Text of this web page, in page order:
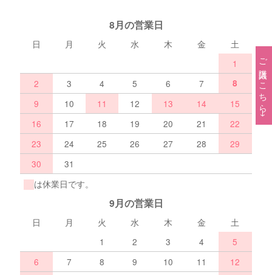
ご購入はこちら→
8月の営業日
日 月 火 水 木 金
土
1
2
3 4 5 6 7 8
9 10 11 12 13 14
15
16
17 18 19 20 21
22
23
24 25 26 27 28
29
30
31
は休業日です。
9月の営業日
日 月 火 水 木 金
土
1
2 3 4
5
6
7 8 9 10 11
12